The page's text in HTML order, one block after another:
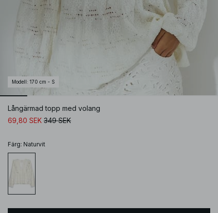
Modell : 170 cm - S
Långärmad topp med volang
69,80 SEK 349 SEK
Färg: Naturvit